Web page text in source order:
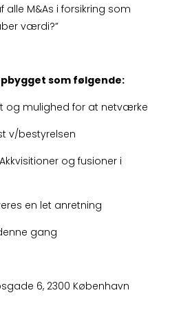
alle M&As i forsikring som
værdi?”
som følgende:
og mulighed for at netværke
v/bestyrelsen
og fusioner i
en let anretning
gang
6, 2300 København